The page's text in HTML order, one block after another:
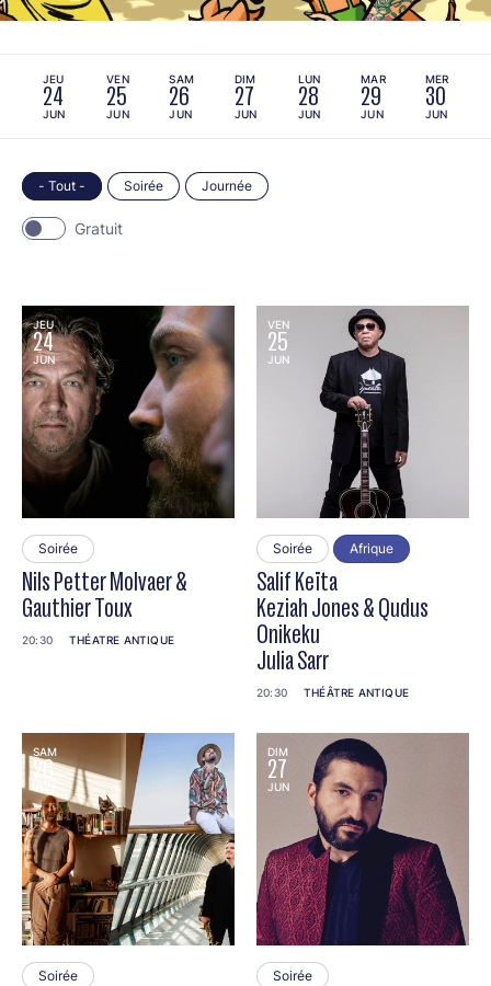
JEU
24
JUN
VEN
25
JUN
SAM
26
JUN
DIM
27
JUN
LUN
28
JUN
MAR
29
JUN
MER
30
JUN
- Tout - Soirée Journée
Gratuit
JEU
24
JUN
Soirée
Nils Petter Molvaer &
Gauthier Toux
20:30 THÉATRE ANTIQUE
VEN
25
JUN
Soirée Afrique
Salif Keïta
Keziah Jones & Qudus
Onikeku
Julia Sarr
20:30 THÉÂTRE ANTIQUE
SAM
26
JUN
Soirée
DIM
27
JUN
Soirée